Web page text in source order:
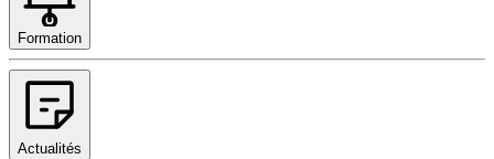
Formation
Actualités